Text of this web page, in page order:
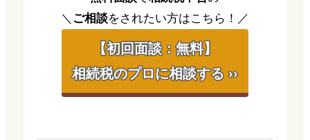
＼ ご相談をされたい方はこちら！／
【初回面談：無料】
相続税のプロに相談する ››